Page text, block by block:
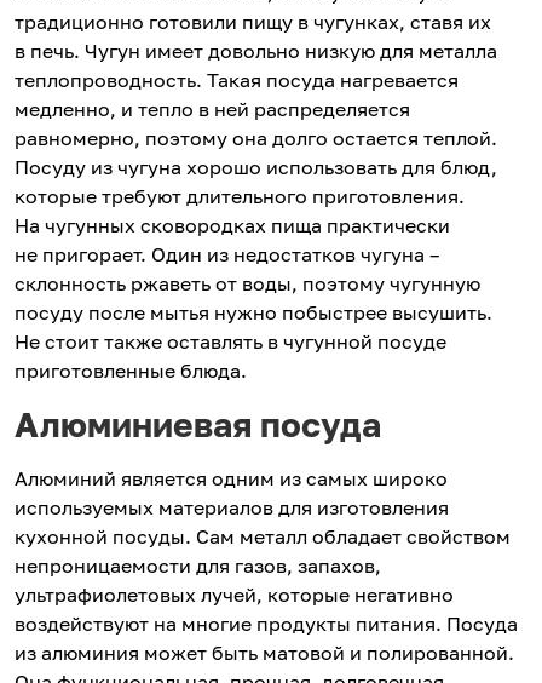
традиционно готовили пищу в чугунках, ставя их
в печь. Чугун имеет довольно низкую для металла
теплопроводность. Такая посуда нагревается
медленно, и тепло в ней распределяется
равномерно, поэтому она долго остается теплой.
Посуду из чугуна хорошо использовать для блюд,
которые требуют длительного приготовления.
На чугунных сковородках пища практически
не пригорает. Один из недостатков чугуна –
склонность ржаветь от воды, поэтому чугунную
посуду после мытья нужно побыстрее высушить.
Не стоит также оставлять в чугунной посуде
приготовленные блюда.
Алюминиевая посуда
Алюминий является одним из самых широко
используемых материалов для изготовления
кухонной посуды. Сам металл обладает свойством
непроницаемости для газов, запахов,
ультрафиолетовых лучей, которые негативно
воздействуют на многие продукты питания. Посуда
из алюминия может быть матовой и полированной.